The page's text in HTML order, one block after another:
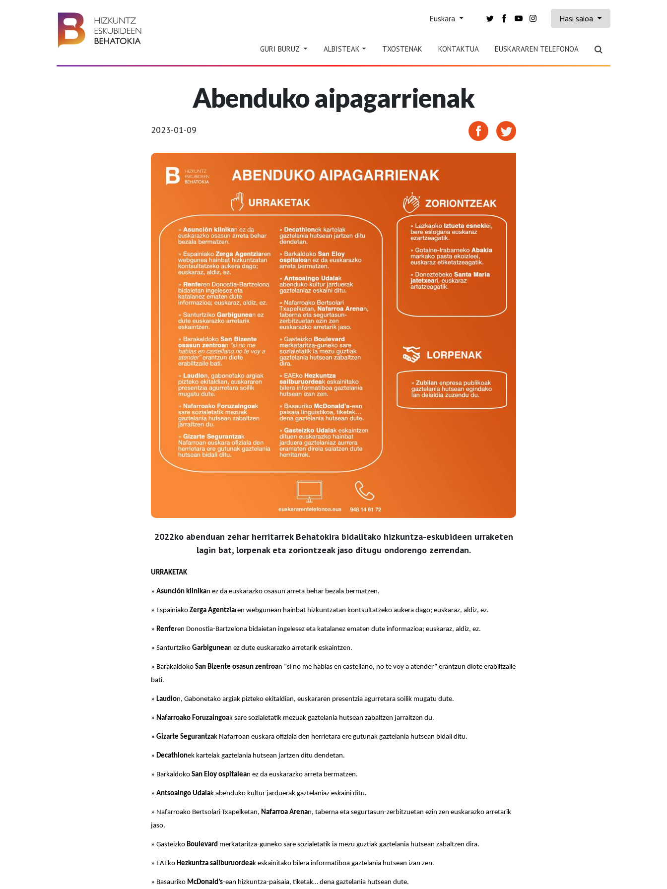
Euskara Hasi saioa
GURI BURUZ ALBISTEAK TXOSTENAK KONTAKTUA EUSKARAREN TELEFONOA
Abenduko aipagarrienak
2023-01-09
2022ko abenduan zehar herritarrek Behatokira bidalitako hizkuntza-eskubideen urraketen
lagin bat, lorpenak eta zoriontzeak jaso ditugu ondorengo zerrendan.
URRAKETAK
» Asunción klinikan ez da euskarazko osasun arreta behar bezala bermatzen.
» Espainiako Zerga Agentziaren webgunean hainbat hizkuntzatan kontsultatzeko aukera dago; euskaraz, aldiz, ez.
» Renferen Donostia-Bartzelona bidaietan ingelesez eta katalanez ematen dute informazioa; euskaraz, aldiz, ez.
» Santurtziko Garbigunean ez dute euskarazko arretarik eskaintzen.
» Barakaldoko San Bizente osasun zentroan “si no me hablas en castellano, no te voy a atender” erantzun diote erabiltzaile
bati.
» Laudion, Gabonetako argiak pizteko ekitaldian, euskararen presentzia agurretara soilik mugatu dute.
» Nafarroako Foruzaingoak sare sozialetatik mezuak gaztelania hutsean zabaltzen jarraitzen du.
» Gizarte Segurantzak Nafarroan euskara ofiziala den herrietara ere gutunak gaztelania hutsean bidali ditu.
» Decathlonek kartelak gaztelania hutsean jartzen ditu dendetan.
» Barkaldoko San Eloy ospitalean ez da euskarazko arreta bermatzen.
» Antsoaingo Udalak abenduko kultur jarduerak gaztelaniaz eskaini ditu.
» Nafarroako Bertsolari Txapelketan, Nafarroa Arenan, taberna eta segurtasun-zerbitzuetan ezin zen euskarazko arretarik
jaso.
» Gasteizko Boulevard merkataritza-guneko sare sozialetatik ia mezu guztiak gaztelania hutsean zabaltzen dira.
» EAEko Hezkuntza sailburuordeak eskainitako bilera informatiboa gaztelania hutsean izan zen.
» Basauriko McDonald’s-ean hizkuntza-paisaia, tiketak… dena gaztelania hutsean dute.